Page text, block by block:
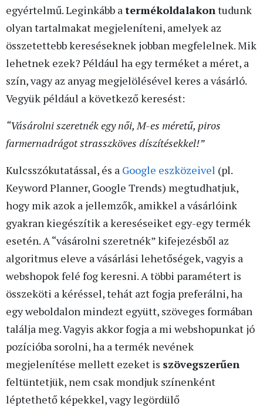
egyértelmű. Leginkább atermékoldalakontudunk
olyan tartalmakat megjeleníteni, amelyek az
összetettebb kereséseknek jobban megfelelnek. Mik
lehetnek ezek? Például ha egy terméket a méret, a
szín, vagy az anyag megjelölésével keres a vásárló.
Vegyük például a következő keresést:
“Vásárolni szeretnék egy női, M-es méretű, piros
farmernadrágot strasszköves díszítésekkel!”
Kulcsszókutatással, és a Google eszközeivel (pl.
Keyword Planner, Google Trends) megtudhatjuk,
hogy mik azok a jellemzők, amikkel a vásárlóink
gyakran kiegészítik a kereséseiket egy-egy termék
esetén. A “vásárolni szeretnék” kifejezésből az
algoritmus eleve a vásárlási lehetőségek, vagyis a
webshopok felé fog keresni. A többi paramétert is
összeköti a kéréssel, tehát azt fogja preferálni, ha
egy weboldalon mindezt együtt, szöveges formában
találja meg. Vagyis akkor fogja a mi webshopunkat jó
pozícióba sorolni, ha a termék nevének
megjelenítése mellett ezeket is szövegszerűen
feltüntetjük, nem csak mondjuk színenként
léptethető képekkel, vagy legördülő